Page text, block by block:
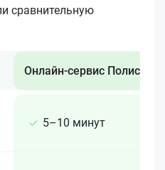
сравнительную
Онлайн-сервис Полис 812
5–10 минут